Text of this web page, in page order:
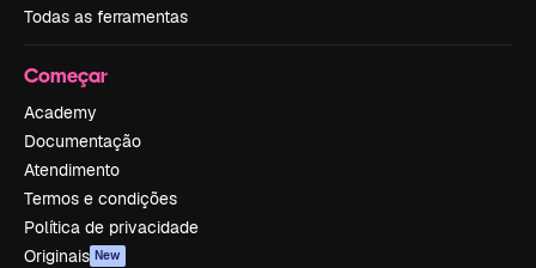
Todas as ferramentas
Começar
Academy
Documentação
Atendimento
Termos e condições
Política de privacidade
Originais New